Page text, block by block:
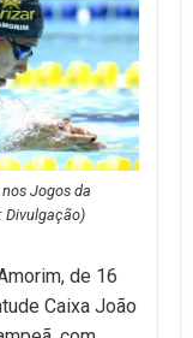
Jogos da
Divulgação)
de 16
Caixa João